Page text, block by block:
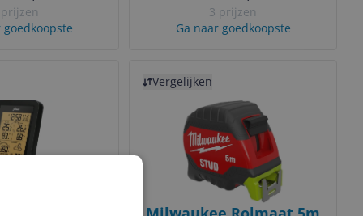
goedkoopste
3 prijzen
Ga naar goedkoopste
Vergelijken